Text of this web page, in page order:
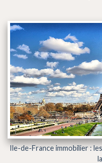
Ile-de-France immobilier :